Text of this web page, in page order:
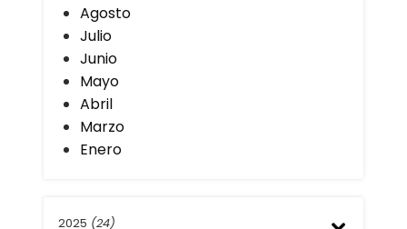
Agosto
Julio
Junio
Mayo
Abril
Marzo
Enero
2025 (24)